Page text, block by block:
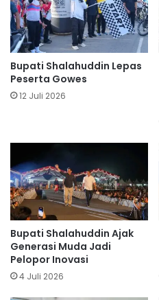
Bupati Shalahuddin Lepas
Peserta Gowes
12 Juli 2026
Bupati Shalahuddin Ajak
Generasi Muda Jadi
Pelopor Inovasi
4 Juli 2026